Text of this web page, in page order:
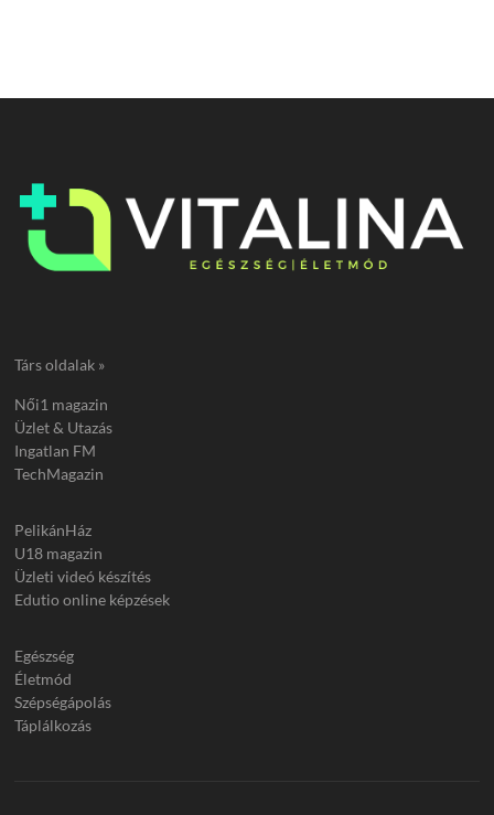
Társ oldalak »
Női1 magazin
Üzlet & Utazás
Ingatlan FM
TechMagazin
PelikánHáz
U18 magazin
Üzleti videó készítés
Edutio online képzések
Egészség
Életmód
Szépségápolás
Táplálkozás